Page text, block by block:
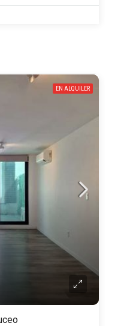
EN ALQUILER